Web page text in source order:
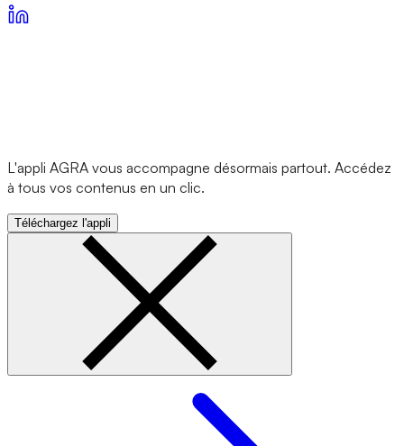
L'appli AGRA vous accompagne désormais partout. Accédez
à tous vos contenus en un clic.
Téléchargez l'appli